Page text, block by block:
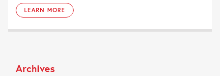
LEARN MORE
Archives